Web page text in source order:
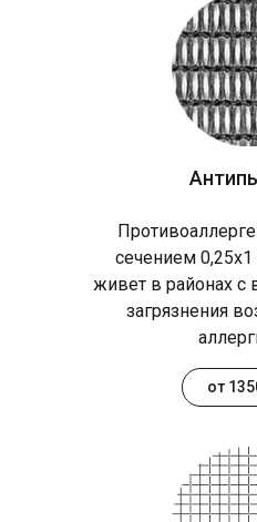
сечением
живет в районах
загрязнения
от